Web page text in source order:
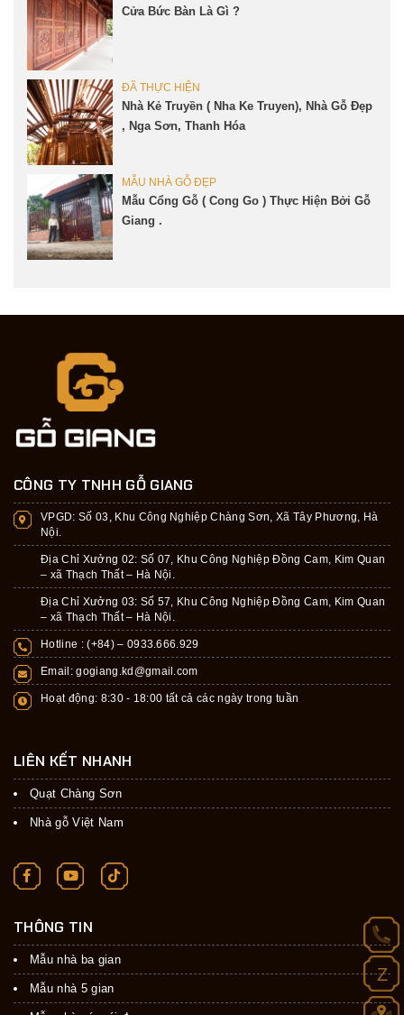
Cửa Bức Bàn Là Gì ?
ĐÃ THỰC HIỆN
Nhà Kẻ Truyền ( Nha Ke Truyen), Nhà Gỗ Đẹp
, Nga Sơn, Thanh Hóa
MẪU NHÀ GỖ ĐẸP
Mẫu Cổng Gỗ ( Cong Go ) Thực Hiện Bởi Gỗ
Giang .
CÔNG TY TNHH GỖ GIANG
VPGD: Số 03, Khu Công Nghiệp Chàng Sơn, Xã Tây Phương, Hà
Nội.
Địa Chỉ Xưởng 02: Số 07, Khu Công Nghiệp Đồng Cam, Kim Quan
– xã Thạch Thất – Hà Nội.
Địa Chỉ Xưởng 03: Số 57, Khu Công Nghiệp Đồng Cam, Kim Quan
– xã Thạch Thất – Hà Nội.
Hotline : (+84) – 0933.666.929
Email:gogiang.kd@gmail.com
Hoạt động: 8:30 - 18:00 tất cả các ngày trong tuần
LIÊN KẾT NHANH
Quạt Chàng Sơn
Nhà gỗ Việt Nam
THÔNG TIN
Mẫu nhà ba gian
Mẫu nhà 5 gian
Z